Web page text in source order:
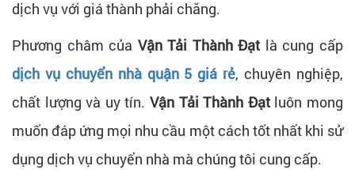
dịch vụ với giá thành phải chăng.
Phương châm của Vận Tải Thành Đạt là cung cấp
dịch vụ chuyển nhà quận 5 giá rẻ, chuyên nghiệp,
chất lượng và uy tín. Vận Tải Thành Đạtluôn mong
muốn đáp ứng mọi nhu cầu một cách tốt nhất khi sử
dụng dịch vụ chuyển nhà mà chúng tôi cung cấp.